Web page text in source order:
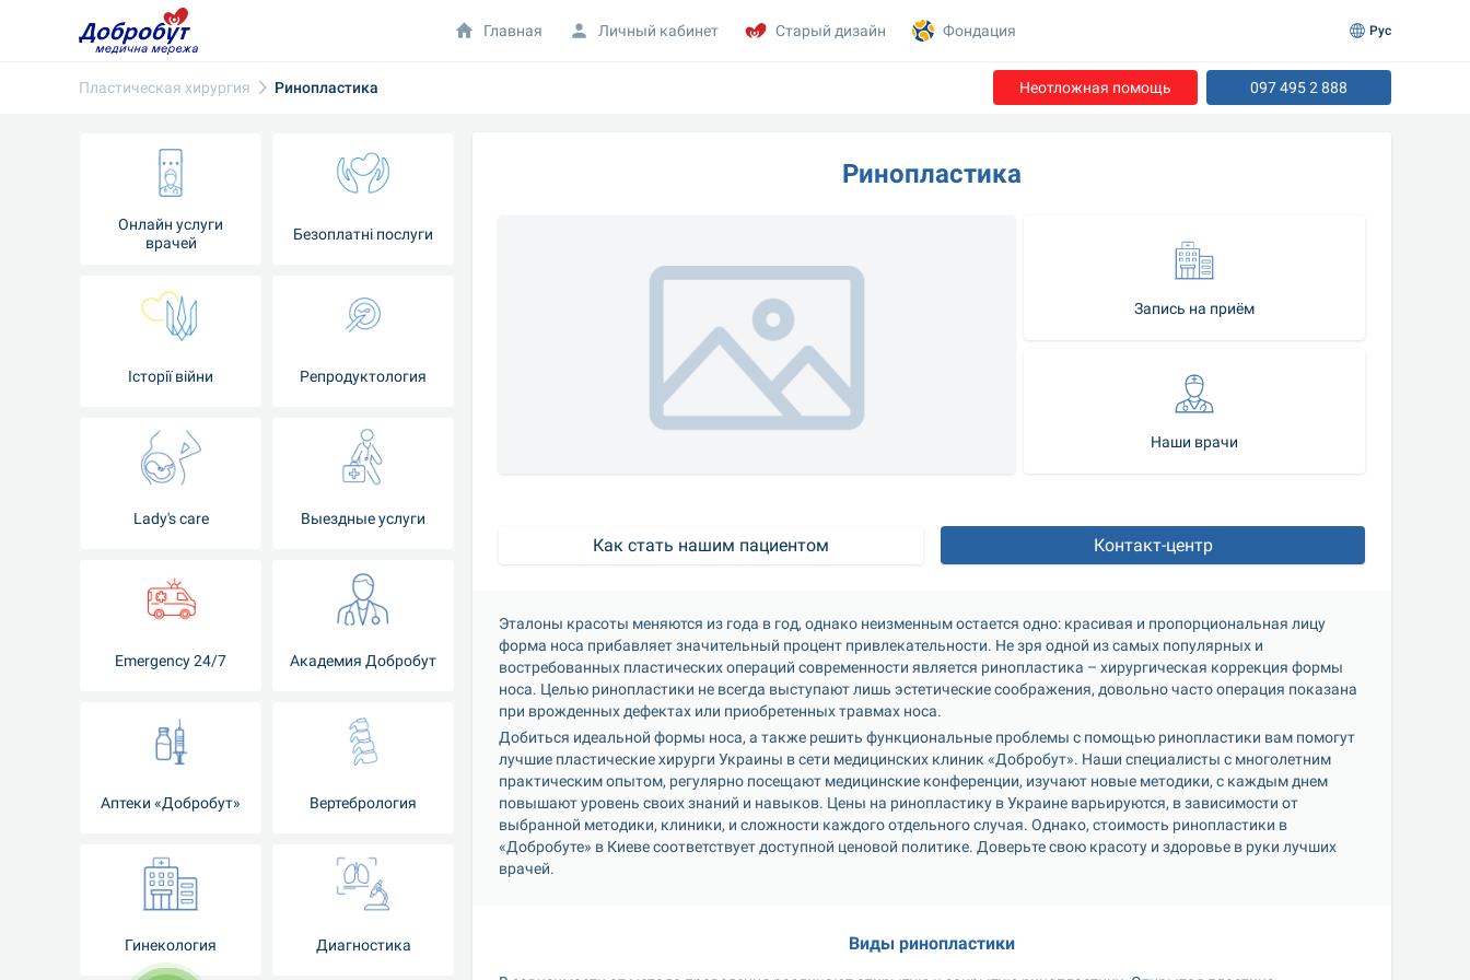
Пластическая хирургия Ринопластика Неотложная помощь 097 495 2 888
Онлайн услуги
врачей
Безоплатні послуги
Iсторії війни Репродуктология
Lady's care Выездные услуги
Emergency 24/7 Академия Добробут
Аптеки «Добробут» Вертебрология
Гинекология Диагностика
Ринопластика
Запись на приём
Наши врачи
Как стать нашим пациентом Контакт-центр
Эталоны красоты меняются из года в год, однако неизменным остается одно: красивая и пропорциональная лицу
форма носа прибавляет значительный процент привлекательности. Не зря одной из самых популярных и
востребованных пластических операций современности является ринопластика – хирургическая коррекция формы
носа. Целью ринопластики не всегда выступают лишь эстетические соображения, довольно часто операция показана
при врожденных дефектах или приобретенных травмах носа.
Добиться идеальной формы носа, а также решить функциональные проблемы с помощью ринопластики вам помогут
лучшие пластические хирурги Украины в сети медицинских клиник «Добробут». Наши специалисты с многолетним
практическим опытом, регулярно посещают медицинские конференции, изучают новые методики, с каждым днем
повышают уровень своих знаний и навыков. Цены на ринопластику в Украине варьируются, в зависимости от
выбранной методики, клиники, и сложности каждого отдельного случая. Однако, стоимость ринопластики в
«Добробуте» в Киеве соответствует доступной ценовой политике. Доверьте свою красоту и здоровье в руки лучших
врачей.
Виды ринопластики
Главная Личный кабинет Старый дизайн Фондация Рус